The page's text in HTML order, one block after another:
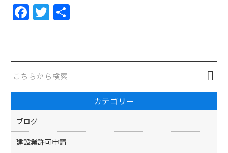
F
e
b
o
o
k
T
er
カテゴリー
ブログ
建設業許可申請